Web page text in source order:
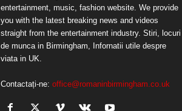
entertainment, music, fashion website. We provide
you with the latest breaking news and videos
straight from the entertainment industry. Stiri, locuri
de munca in Birmingham, Infornatii utile despre
viata in UK.
Contactați-ne: office@romaninbirmingham.co.uk